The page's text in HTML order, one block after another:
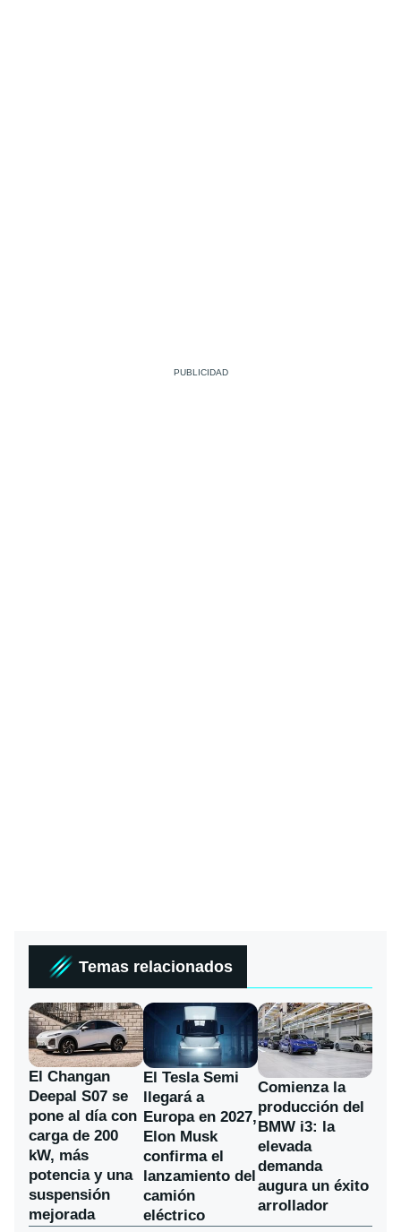
Temas relacionados
El Changan
Deepal S07 se
pone al día con
carga de 200
kW, más
potencia y una
suspensión
mejorada
El Tesla Semi
llegará a
Europa en 2027,
Elon Musk
confirma el
lanzamiento del
camión
eléctrico
Comienza la
producción del
BMW i3: la
elevada
demanda
augura un éxito
arrollador